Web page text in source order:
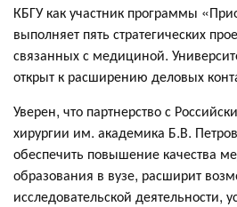
КБГУ как участник программы
выполняет пять стратегических
связанных с медициной.
открыт к расширению деловых
Уверен, что партнерство с
хирургии им. академика Б.В.
обеспечить повышение качества
образования в вузе, расширит
исследовательской деятельности,